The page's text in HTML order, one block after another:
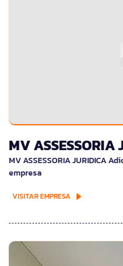
MV ASSESSORIA
MV ASSESSORIA JURIDICA
empresa
VISITAR EMPRESA